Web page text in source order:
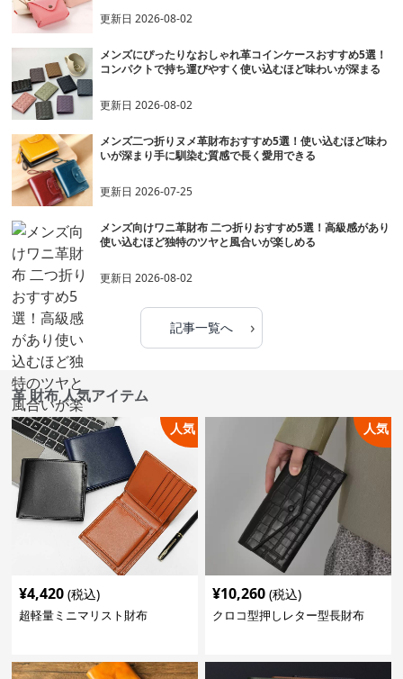
更新日2026-08-02
メンズにぴったりなおしゃれ革コインケースおすすめ5選！
コンパクトで持ち運びやすく使い込むほど味わいが深まる
更新日2026-08-02
メンズ二つ折りヌメ革財布おすすめ5選！使い込むほど味わ
いが深まり手に馴染む質感で長く愛用できる
更新日2026-07-25
メンズ向けワニ革財布 二つ折りおすすめ5選！高級感があり
使い込むほど独特のツヤと風合いが楽しめる
更新日2026-08-02
記事一覧へ ›
革 財布 人気アイテム
人気
¥4,420 (税込)
超軽量ミニマリスト財布
人気
¥10,260 (税込)
クロコ型押しレター型長財布